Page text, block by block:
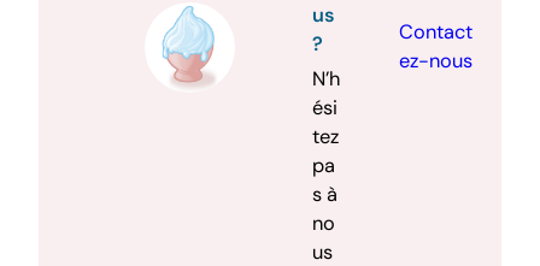
us
?
N’h
ési
tez
pa
s à
no
us
Contact
ez-nous